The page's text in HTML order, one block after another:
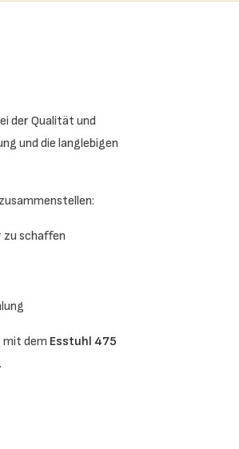
der Qualität und
und die langlebigen
zu schaffen
mit dem Esstuhl 475